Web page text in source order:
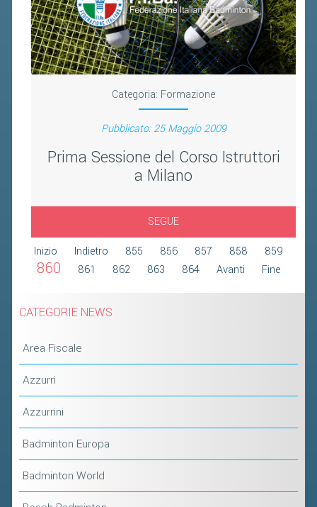
Categoria: Formazione
Pubblicato: 25 Maggio 2009
Prima Sessione del Corso Istruttori
a Milano
SEGUE
Inizio
Indietro 855 856 857 858 859
860 861 862 863 864 Avanti Fine
CATEGORIE NEWS
Area Fiscale
Azzurri
Azzurrini
Badminton Europa
Badminton World
2019
2018